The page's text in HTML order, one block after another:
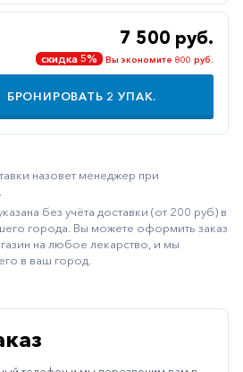
7 500 руб.
скидка 5% Вы экономите 800 руб.
БРОНИРОВАТЬ 2 УПАК.
назовет менеджер при
без учёта доставки (от 200 руб) в
города. Вы можете оформить заказ
на любое лекарство, и мы
в ваш город.